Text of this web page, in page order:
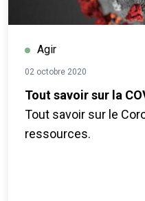
Agir
02 octobre 2020
Tout savoir sur la
Tout savoir sur le
ressources.